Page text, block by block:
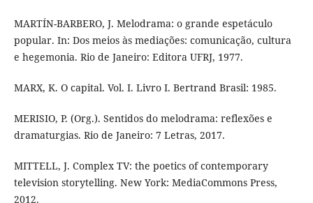
MARTÍN-BARBERO, J. Melodrama: o grande espetáculo
popular. In: Dos meios às mediações: comunicação, cultura
e hegemonia. Rio de Janeiro: Editora UFRJ, 1977.
MARX, K. O capital. Vol. I. Livro I. Bertrand Brasil: 1985.
MERISIO, P. (Org.). Sentidos do melodrama: reflexões e
dramaturgias. Rio de Janeiro: 7 Letras, 2017.
MITTELL, J. Complex TV: the poetics of contemporary
television storytelling. New York: MediaCommons Press,
2012.